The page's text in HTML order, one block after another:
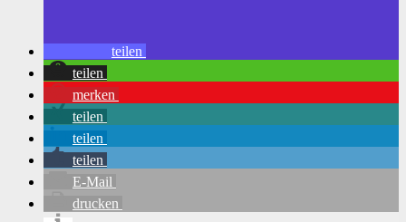
teilen
teilen
merken
teilen
teilen
teilen
E-Mail
drucken